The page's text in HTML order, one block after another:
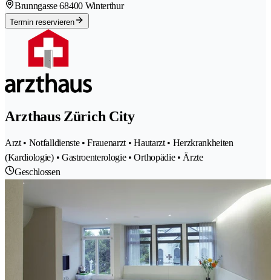
Brunngasse 68400 Winterthur
Termin reservieren
Arzthaus Zürich City
Arzt • Notfalldienste • Frauenarzt • Hautarzt • Herzkrankheiten
(Kardiologie) • Gastroenterologie • Orthopädie • Ärzte
Geschlossen